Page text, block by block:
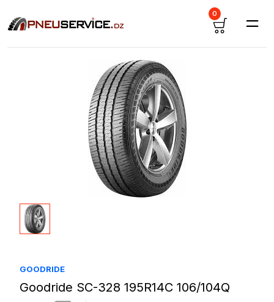
0
GOODRIDE
Goodride SC-328 195R14C 106/104Q